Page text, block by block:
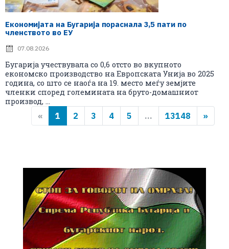
Економијата на Бугарија пораснала 3,5 пати по
членството во ЕУ
07.08.2026
Бугарија учествувала со 0,6 отсто во вкупното
економско производство на Европската Унија во 2025
година, со што се наоѓа на 19. место меѓу земјите
членки според големината на бруто-домашниот
производ, ...
« 1 2 3 4 5 ... 13148 »